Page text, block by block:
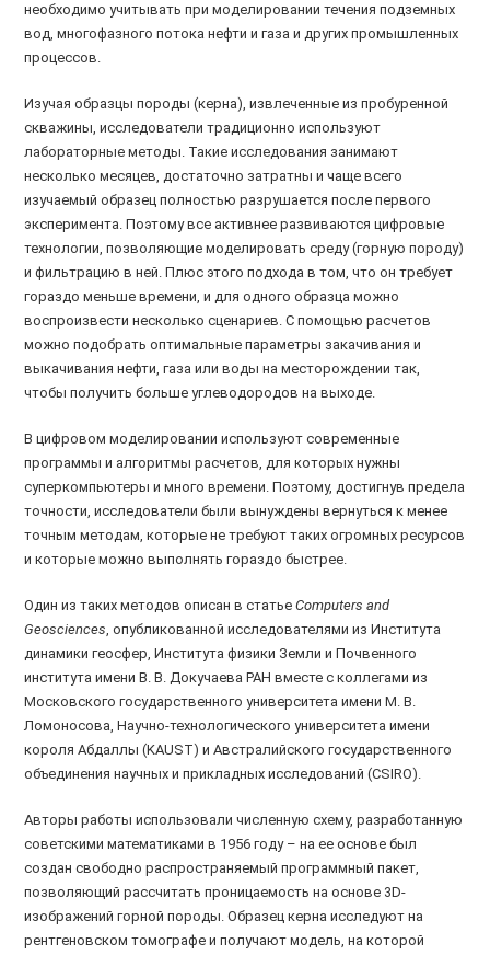
необходимо учитывать при моделировании течения подземных
вод, многофазного потока нефти и газа и других промышленных
процессов.
Изучая образцы породы (керна), извлеченные из пробуренной
скважины, исследователи традиционно используют
лабораторные методы. Такие исследования занимают
несколько месяцев, достаточно затратны и чаще всего
изучаемый образец полностью разрушается после первого
эксперимента. Поэтому все активнее развиваются цифровые
технологии, позволяющие моделировать среду (горную породу)
и фильтрацию в ней. Плюс этого подхода в том, что он требует
гораздо меньше времени, и для одного образца можно
воспроизвести несколько сценариев. С помощью расчетов
можно подобрать оптимальные параметры закачивания и
выкачивания нефти, газа или воды на месторождении так,
чтобы получить больше углеводородов на выходе.
В цифровом моделировании используют современные
программы и алгоритмы расчетов, для которых нужны
суперкомпьютеры и много времени. Поэтому, достигнув предела
точности, исследователи были вынуждены вернуться к менее
точным методам, которые не требуют таких огромных ресурсов
и которые можно выполнять гораздо быстрее.
Один из таких методов описан в статьеComputers and
Geosciences, опубликованной исследователями из Института
динамики геосфер, Института физики Земли и Почвенного
института имени В. В. Докучаева РАН вместе с коллегами из
Московского государственного университета имени М. В.
Ломоносова, Научно-технологического университета имени
короля Абдаллы (KAUST) и Австралийского государственного
объединения научных и прикладных исследований (CSIRO).
Авторы работы использовали численную схему, разработанную
советскими математиками в 1956 году – на ее основе был
создан свободно распространяемый программный пакет,
позволяющий рассчитать проницаемость на основе 3D-
изображений горной породы. Образец керна исследуют на
рентгеновском томографе и получают модель, на которой